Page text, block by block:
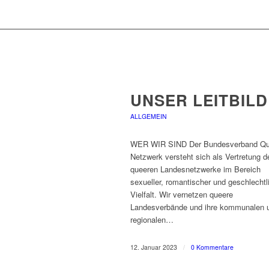
UNSER LEITBILD
ALLGEMEIN
WER WIR SIND Der Bundesverband
Netzwerk versteht sich als Vertretung
queeren Landesnetzwerke im Bereich
sexueller, romantischer und
Vielfalt. Wir vernetzen queere
Landesverbände und ihre kommunalen
regionalen…
12. Januar 2023 / 0 Kommentare